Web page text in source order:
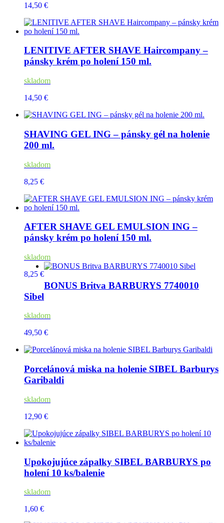
14,50 €
LENITIVE AFTER SHAVE Haircompany –
pánsky krém po holení 150 ml.
skladom
14,50 €
SHAVING GEL ING – pánsky gél na holenie
200 ml.
skladom
8,25 €
AFTER SHAVE GEL EMULSION ING –
pánsky krém po holení 150 ml.
skladom
8,25 €
BONUS Britva BARBURYS 7740010
Sibel
skladom
49,50 €
Porcelánová miska na holenie SIBEL Barburys
Garibaldi
skladom
12,90 €
Upokojujúce zápalky SIBEL BARBURYS po
holení 10 ks/balenie
skladom
1,60 €